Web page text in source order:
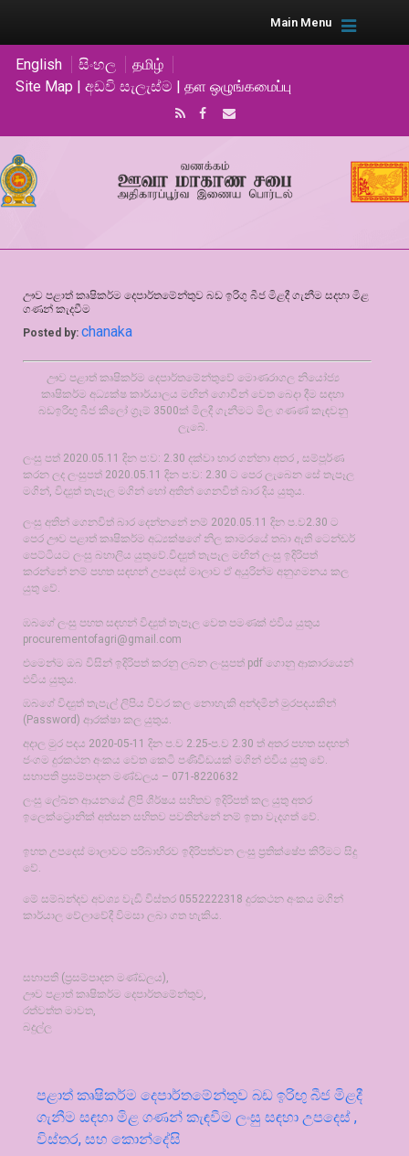
Main Menu
English සිංහල
தமிழ்
Site Map | අඩවි සැලැස්ම | தள ஒழுங்கமைப்பு
ඌව පළාත් කෘෂිකර්ම දෙපාර්තමේන්තුව බඩ ඉරිගු බීජ මිළදී ගැනීම සදහා මිළ
ගණන් කැදවීම
Posted by: chanaka
ඌව පළාත් කෘෂිකර්ම දෙපාර්තමේන්තුවේ මොණරාගල නියෝජ්‍ය
කෘෂිකර්ම අධ්‍යක්ෂ කාර්යාලය මඟින් ගොවීන් වෙත බෙදා දීම සඳහා
බඩඉරිඟු බීජ කිලෝ ග්‍රෑම් 3500ක් මිලදී ගැනීමට මිල ගණණ් කැඳවනු
ලැබේ.
ලංසු පත් 2020.05.11 දින ප:ව: 2.30 දක්වා භාර ගන්නා අතර , සම්පූර්ණ
කරන ලද ලංසුපත් 2020.05.11 දින ප:ව: 2.30 ට පෙර ලැබෙන සේ තැපෑල
මගින්, විද්‍යුත් තැපෑල මගින් හෝ අතින් ගෙනවිත් බාර දිය යුතුය.
ලංසු අතින් ගෙනවිත් බාර දෙන්නනේ නම් 2020.05.11 දින ප.ව2.30 ට
පෙර ඌව පළාත් කෘෂිකර්ම අධ්‍යක්ෂගේ නිල කාමරයේ තබා ඇති ටෙන්ඩර්
පෙට්ටියට ලංසු බහාලිය යුතුවේ.විද්‍යුත් තැපෑල මඟින් ලංසු ඉදිරිපත්
කරන්නේ නම් පහත සඳහන් උපදෙස් මාලාව ඒ අයුරින්ම අනුගමනය කල
යුතු වේ.
ඹබගේ ලංසු පහත සඳහන් විද්‍යුත් තැපෑල වෙත පමණක් එවිය යුතුය
procurementofagri@gmail.com
එමෙන්ම ඔබ විසින් ඉදිරිපත් කරනු ලබන ලංසුපත් pdf ගොනු ආකාරයෙන්
එවිය යුතුය.
ඹබගේ විද්‍යුත් තැපැල් ලිපිය විවර කල නොහැකි අන්දමින් මුරපදයකින්
(Password) ආරක්ෂා කල යුතුය.
අදාල මුර පදය 2020-05-11 දින ප.ව 2.25-ප.ව 2.30 ත් අතර පහත සඳහන්
ජංගම දුරකථන අංකය වෙත කෙටි පණිවිඩයක් මගින් එවිය යුතු වේ.
සභාපති ප්‍රසම්පාදන මණ්ඩලය – 071-8220632
ලංසු ලේඛන ආයනයේ ලිපි ශීර්ෂය සහිතව ඉදිරිපත් කල යුතු අතර
ඉලෙක්ට්‍රොනික් අත්සන සහිතව පවතින්නේ නම් ඉතා වැදගත් වේ.
ඉහත උපදෙස් මාලාවට පරිබාහිරව ඉදිරිපත්වන ලංසු ප්‍රතික්ෂේප කිරීමට සිදු
වේ.
මේ සම්බන්දව අවශ්‍ය වැඩි විස්තර 0552222318 දුරකථන අංකය මගින්
කාර්යාල වේලාවේදී විමසා ලබා ගත හැකිය.
සභාපති (ප්‍රසම්පාදන මණ්ඩලය),
ඌව පළාත් කෘෂිකර්ම දෙපාර්තමේන්තුව,
රත්වත්ත මාවත,
බදුල්ල
පළාත් කෘෂිකර්ම දෙපාර්තමේන්තුව බඩ ඉරිඟු බීජ මිළදී
ගැනීම සඳහා මිළ ගණන් කැඳවීම ලංසු සඳහා උපදෙස් ,
විස්තර, සහ කොන්දේසි